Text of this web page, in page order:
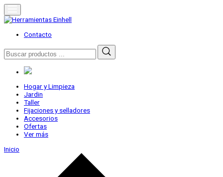
Skip
to
content
Herramientas Einhell
Distribuidor Oficial
Contacto
Buscar
por:
Hogar y Limpieza
Jardin
Taller
Fijaciones y selladores
Accesorios
Ofertas
Ver más
Inicio